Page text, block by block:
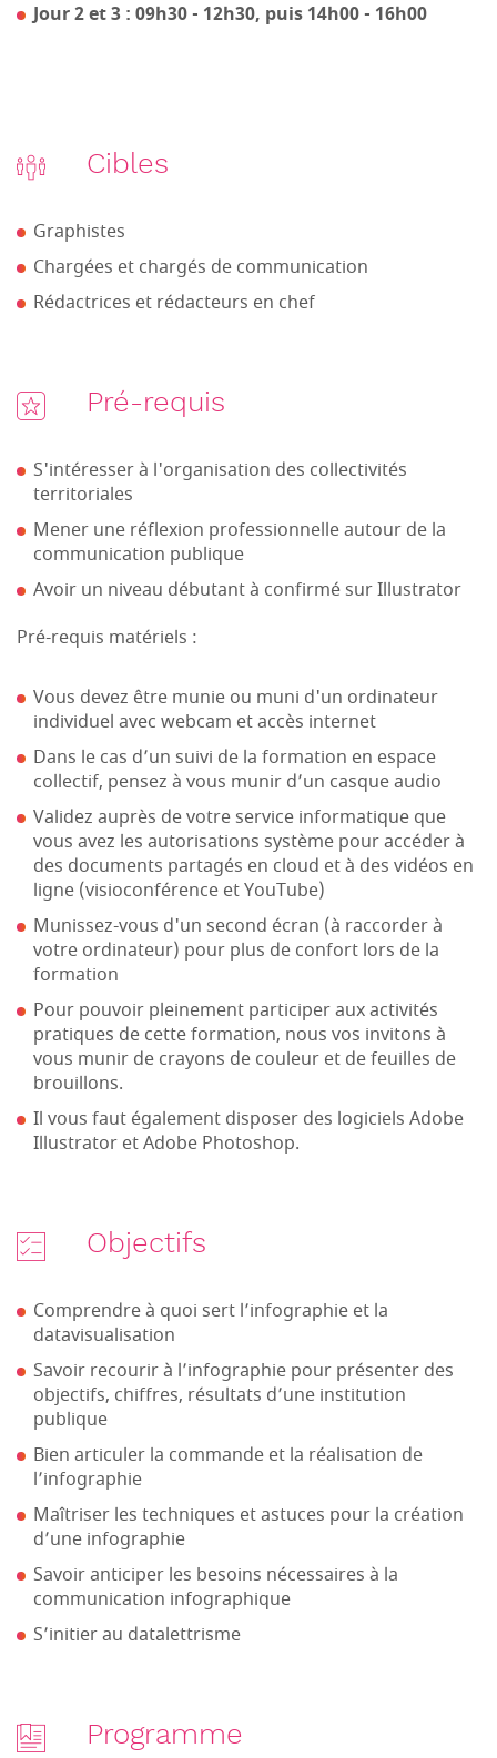
Jour 2 et 3 : 09h30 - 12h30, puis 14h00 - 16h00
Cibles
Graphistes
Chargées et chargés de communication
Rédactrices et rédacteurs en chef
Pré-requis
S'intéresser à l'organisation des collectivités
territoriales
Mener une réflexion professionnelle autour de la
communication publique
Avoir un niveau débutant à confirmé sur Illustrator
Pré-requis matériels :
Vous devez être munie ou muni d'un ordinateur
individuel avec webcam et accès internet
Dans le cas d’un suivi de la formation en espace
collectif, pensez à vous munir d’un casque audio
Validez auprès de votre service informatique que
vous avez les autorisations système pour accéder à
des documents partagés en cloud et à des vidéos en
ligne (visioconférence et YouTube)
Munissez-vous d'un second écran (à raccorder à
votre ordinateur) pour plus de confort lors de la
formation
Pour pouvoir pleinement participer aux activités
pratiques de cette formation, nous vos invitons à
vous munir de crayons de couleur et de feuilles de
brouillons.
Il vous faut également disposer des logiciels Adobe
Illustrator et Adobe Photoshop.
Objectifs
Comprendre à quoi sert l’infographie et la
datavisualisation
Savoir recourir à l’infographie pour présenter des
objectifs, chiffres, résultats d’une institution
publique
Bien articuler la commande et la réalisation de
l’infographie
Maîtriser les techniques et astuces pour la création
d’une infographie
Savoir anticiper les besoins nécessaires à la
communication infographique
S’initier au datalettrisme
Programme